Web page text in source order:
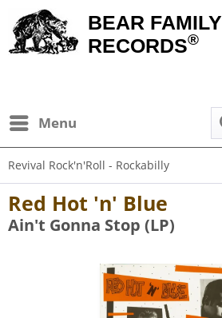
BEAR FAMILY
RECORDS®
Menu
Revival Rock'n'Roll - Rockabilly
Red Hot 'n' Blue
Ain't Gonna Stop (LP)